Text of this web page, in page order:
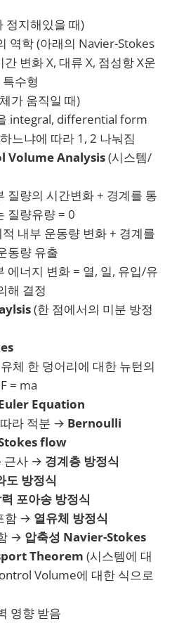
정지해있을 때)
역학 (아래의 Navier-Stokes
변화 X, 대류 X, 점성항 X운
수형
가 움직일 때)
integral, differential form
느냐에 따라 1, 2 나눠짐
Volume Analysis(시스템/
질량의 시간변화 + 경계를 통
질량유량 = 0
내부 운동량 변화 + 경계를
동량 유출
에너지 변화 = 열, 일, 유입/유
해 결정
(한 점에서의 미분 방정
체 한 덩어리에 대한 뉴턴의
= ma
Equation
라 적분 → Bernoulli
flow
근사 → 경계층 방정식
도 방정식
포아송 방정식
함 → 열유체 방정식
→ 압축성 Navier-Stokes
Theorem (시스템에 대
Volume에 대한 식으로
영향 받음